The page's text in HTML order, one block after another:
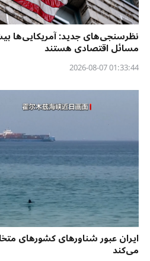
نظرسنجی‌‌های جدید: آمریکایی‌ها
مسائل اقتصادی هستند
01:33:44 2026-08-07
ایران عبور شناورهای کشورهای
می‌کند